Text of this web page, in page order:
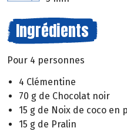
Ingrédients
Pour 4 personnes
4 Clémentine
70 g de Chocolat noir
15 g de Noix de coco en
15 g de Pralin